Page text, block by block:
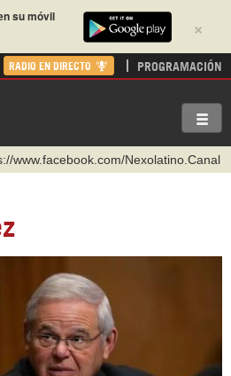
×
su móvil
RADIO EN DIRECTO PROGRAMACIÓN
www.youtube.com/@nexo_latino
urmedium.com/c/hispantv
como: hispan_tv
www.facebook.com/Nexolatino.Canal